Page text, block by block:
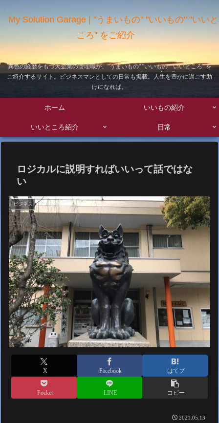
My Solution Garage | "うまいもの" "いいもの" "いいと
ころ" をご紹介
異色の経歴をもつ大企業の管理職が、"うまいもの" "いいもの" "いいところ" を
ご紹介するサイト。ビジネスマンとしての日常も掲載。人生を豊かに過ごす助
けになれば。
ホーム いいもの紹介
いいところ紹介 日常
ロジカルに説明すればいいって話ではな
い
ビジネス
X Facebook はてブ
Pocket LINE コピー
2021.05.13